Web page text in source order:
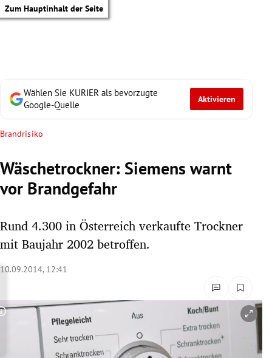
Zum Hauptinhalt der Seite
Untermenü
Untermenü
Wählen Sie KURIER als bevorzugte
Google-Quelle
Aktivieren
Brandrisiko
Wäschetrockner: Siemens warnt
vor Brandgefahr
Rund 4.300 in Österreich verkaufte Trockner
mit Baujahr 2002 betroffen.
10.09.2014, 12:41
Copyright-Hinweis öffnen/schließen